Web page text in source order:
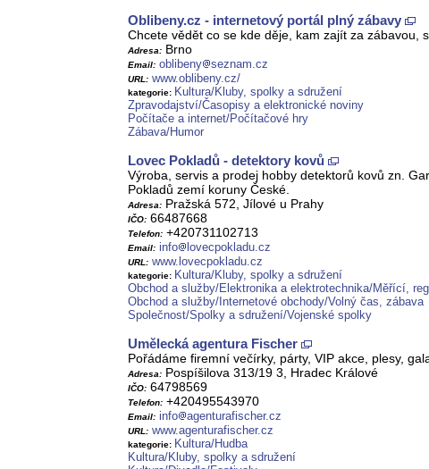
Oblibeny.cz - internetový portál plný zábavy
Chcete vědět co se kde děje, kam zajít za zábavou,
Adresa: Brno
Email: oblibeny seznam.cz
URL: www.oblibeny.cz/
kategorie: Kultura/Kluby, spolky a sdružení
Zpravodajství/Časopisy a elektronické noviny
Počítače a internet/Počítačové hry
Zábava/Humor
Lovec Pokladů - detektory kovů
Výroba, servis a prodej hobby detektorů kovů zn.
Pokladů zemí koruny České.
Adresa: Pražská 572, Jílové u Prahy
IČO: 66487668
Telefon: +420731102713
Email: info lovecpokladu.cz
URL: www.lovecpokladu.cz
kategorie: Kultura/Kluby, spolky a sdružení
Obchod a služby/Elektronika a elektrotechnika/Měřící,
Obchod a služby/Internetové obchody/Volný čas, zábava
Společnost/Spolky a sdružení/Vojenské spolky
Umělecká agentura Fischer
Pořádáme firemní večírky, párty, VIP akce, plesy,
Adresa: Pospíšilova 313/19 3, Hradec Králové
IČO: 64798569
Telefon: +420495543970
Email: info agenturafischer.cz
URL: www.agenturafischer.cz
kategorie: Kultura/Hudba
Kultura/Kluby, spolky a sdružení